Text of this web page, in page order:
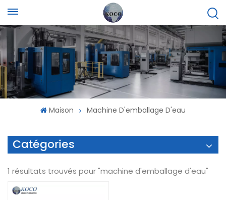
Maison Machine D'emballage D'eau
Catégories
1 résultats trouvés pour "machine d'emballage d'eau"